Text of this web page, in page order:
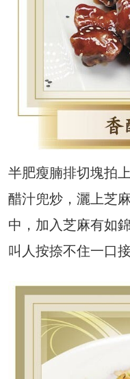
半肥瘦腩排切塊拍
醋汁兜炒，灑上芝
中，加入芝麻有如
叫人按捺不住一口